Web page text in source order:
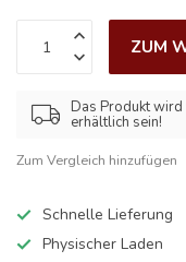
ZUM
Das Produkt wird
erhältlich sein!
Zum Vergleich hinzufügen
Schnelle Lieferung
Physischer Laden